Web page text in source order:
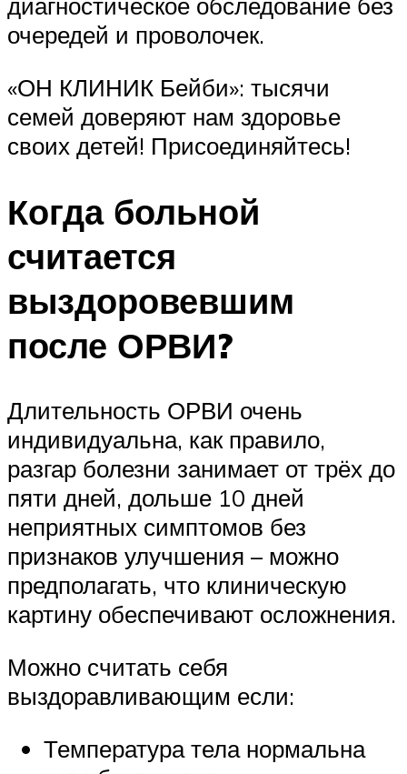
очередей и проволочек.
«ОН КЛИНИК Бейби»: тысячи
семей доверяют нам здоровье
своих детей! Присоединяйтесь!
Когда больной
считается
выздоровевшим
после ОРВИ?
Длительность ОРВИ очень
индивидуальна, как правило,
разгар болезни занимает от трёх до
пяти дней, дольше 10 дней
неприятных симптомов без
признаков улучшения – можно
предполагать, что клиническую
картину обеспечивают осложнения.
Можно считать себя
выздоравливающим если:
Температура тела нормальна